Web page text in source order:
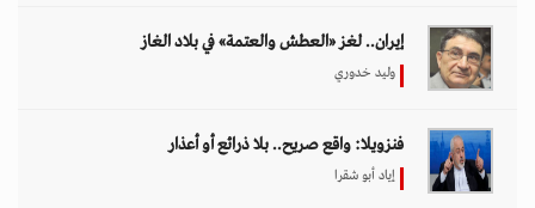
إيران.. لغز «العطش والعتمة» في بلاد الغاز
وليد خدوري
فنزويلا: واقع صريح.. بلا ذرائع أو أعذار
إياد أبو شقرا